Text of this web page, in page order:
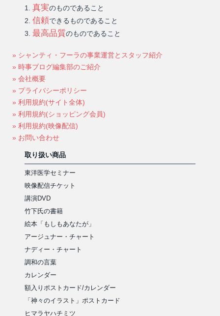
真実のものであること
信頼できるものであること
最高品質のものであること
» シャンティ・フーラの事業運営とスタッフ紹介
» 時事ブログ編集部のご紹介
» 会社概要
» プライバシーポリシー
» 利用規約(サイト全体)
» 利用規約(ショッピング会員)
» 利用規約(映像配信)
» お問い合わせ
取り扱い商品
東洋医学セミナー
映像配信チケット
講演DVD
竹下氏の書籍
絵本「もしもあなたが」
アージュナー・チャート
ナディー・チャート
調和の言葉
カレンダー
額入りポストカード/カレンダー
「神々のイラスト」ポストカード
ヒマラヤハチミツ